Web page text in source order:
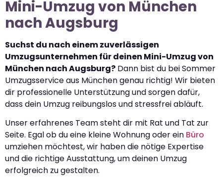
Mini-Umzug von München
nach Augsburg
Suchst du nach einem zuverlässigen
Umzugsunternehmen für deinen Mini-Umzug von
München nach Augsburg? Dann bist du bei Sommer
Umzugsservice aus München genau richtig! Wir bieten
dir professionelle Unterstützung und sorgen dafür,
dass dein Umzug reibungslos und stressfrei abläuft.
Unser erfahrenes Team steht dir mit Rat und Tat zur
Seite. Egal ob du eine kleine Wohnung oder ein Büro
umziehen möchtest, wir haben die nötige Expertise
und die richtige Ausstattung, um deinen Umzug
erfolgreich zu gestalten.